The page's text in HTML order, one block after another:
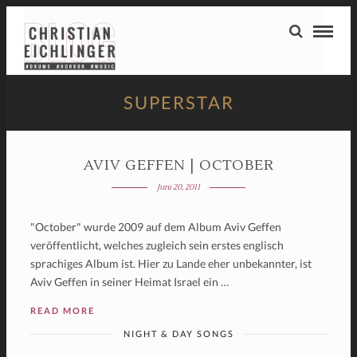
SUPERSTAR
AVIV GEFFEN | OCTOBER
Juni 20, 2011
"October" wurde 2009 auf dem Album Aviv Geffen
veröffentlicht, welches zugleich sein erstes englisch
sprachiges Album ist. Hier zu Lande eher unbekannter, ist
Aviv Geffen in seiner Heimat Israel ein …
READ MORE
NIGHT & DAY SONGS